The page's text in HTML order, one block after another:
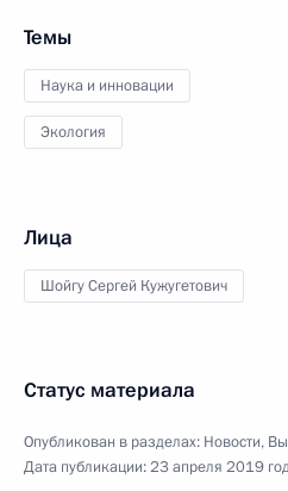
Темы
Наука и инновации
Экология
Лица
Шойгу Сергей Кужугетович
Статус материала
Опубликован в разделах: Новости,
Дата публикации:23 апреля 2019